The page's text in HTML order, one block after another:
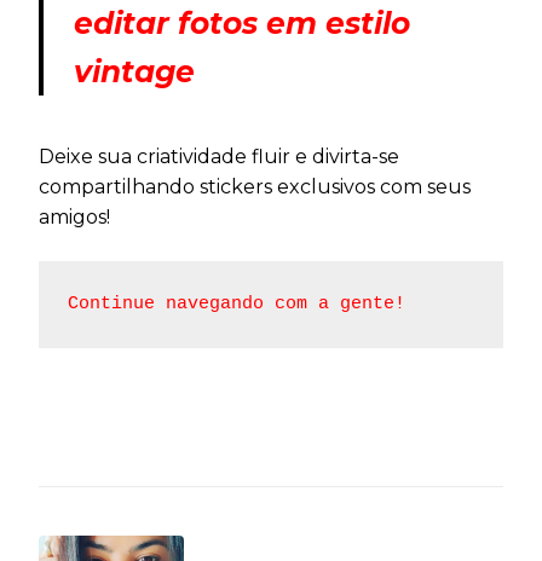
editar fotos em estilo
vintage
Deixe sua criatividade fluir e divirta-se
compartilhando stickers exclusivos com seus
amigos!
Continue navegando com a gente!